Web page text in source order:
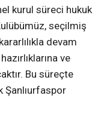
kurul süreci hukuk
seçilmiş
devam
ve
Bu süreçte
Şanlıurfaspor